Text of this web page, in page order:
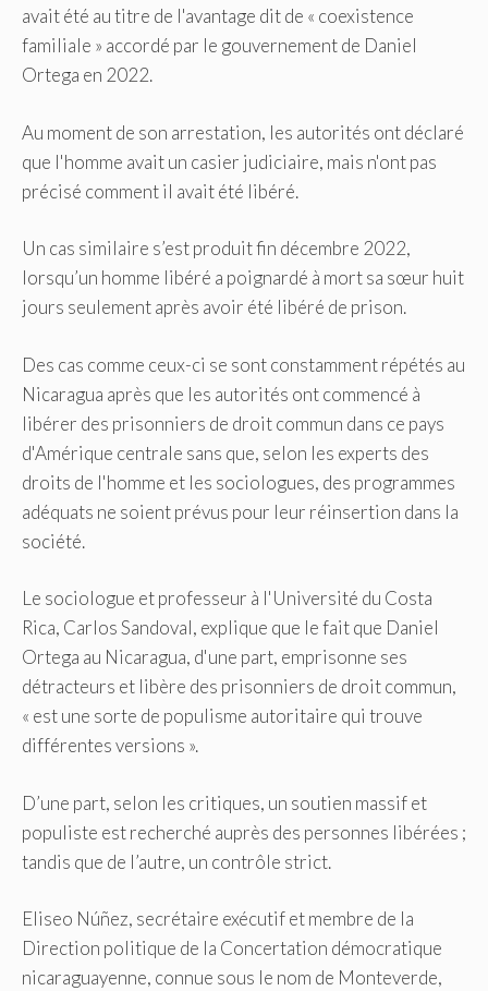
avait été au titre de l'avantage dit de « coexistence
familiale » accordé par le gouvernement de Daniel
Ortega en 2022.
Au moment de son arrestation, les autorités ont déclaré
que l'homme avait un casier judiciaire, mais n'ont pas
précisé comment il avait été libéré.
Un cas similaire s’est produit fin décembre 2022,
lorsqu’un homme libéré a poignardé à mort sa sœur huit
jours seulement après avoir été libéré de prison.
Des cas comme ceux-ci se sont constamment répétés au
Nicaragua après que les autorités ont commencé à
libérer des prisonniers de droit commun dans ce pays
d'Amérique centrale sans que, selon les experts des
droits de l'homme et les sociologues, des programmes
adéquats ne soient prévus pour leur réinsertion dans la
société.
Le sociologue et professeur à l'Université du Costa
Rica, Carlos Sandoval, explique que le fait que Daniel
Ortega au Nicaragua, d'une part, emprisonne ses
détracteurs et libère des prisonniers de droit commun,
« est une sorte de populisme autoritaire qui trouve
différentes versions ».
D’une part, selon les critiques, un soutien massif et
populiste est recherché auprès des personnes libérées ;
tandis que de l’autre, un contrôle strict.
Eliseo Núñez, secrétaire exécutif et membre de la
Direction politique de la Concertation démocratique
nicaraguayenne, connue sous le nom de Monteverde,